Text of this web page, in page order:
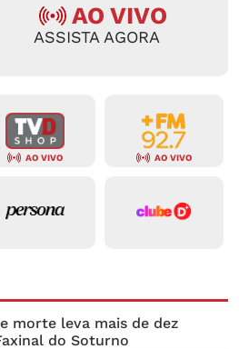
AO VIVO
ASSISTA AGORA
AO VIVO AO VIVO
morte leva mais de dez
do Soturno